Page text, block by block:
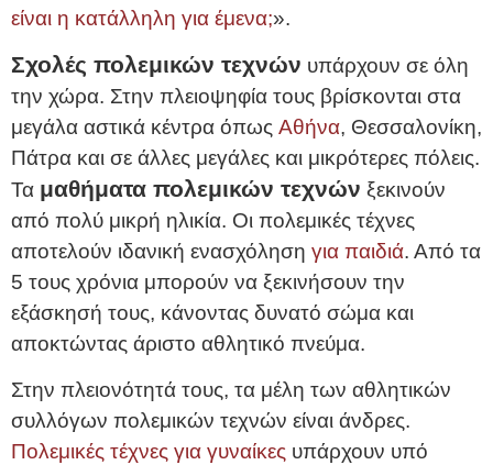
είναι η κατάλληλη για έμενα;».
Σχολές πολεμικών τεχνών υπάρχουν σε όλη
την χώρα. Στην πλειοψηφία τους βρίσκονται στα
μεγάλα αστικά κέντρα όπως Αθήνα, Θεσσαλονίκη,
Πάτρα και σε άλλες μεγάλες και μικρότερες πόλεις.
Τα μαθήματα πολεμικών τεχνών ξεκινούν
από πολύ μικρή ηλικία. Οι πολεμικές τέχνες
αποτελούν ιδανική ενασχόληση για παιδιά. Από τα
5 τους χρόνια μπορούν να ξεκινήσουν την
εξάσκησή τους, κάνοντας δυνατό σώμα και
αποκτώντας άριστο αθλητικό πνεύμα.
Στην πλειονότητά τους, τα μέλη των αθλητικών
συλλόγων πολεμικών τεχνών είναι άνδρες.
Πολεμικές τέχνες για γυναίκες υπάρχουν υπό